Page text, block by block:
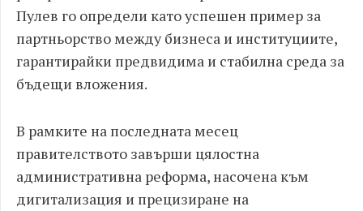
Пулев го определи като успешен пример за
партньорство между бизнеса и институциите,
гарантирайки предвидима и стабилна среда за
бъдещи вложения.
В рамките на последната месец
правителството завърши цялостна
административна реформа, насочена към
дигитализация и прецизиране на